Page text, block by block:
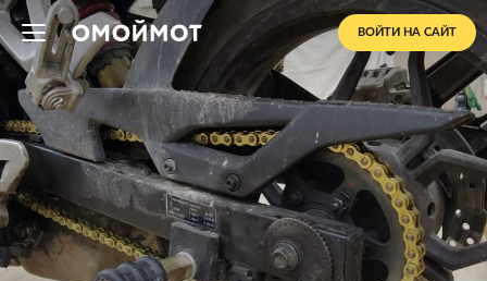
ВОЙТИ НА САЙТ